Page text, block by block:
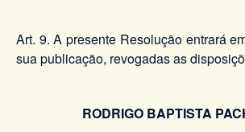
Art. 9. A presente Resolução entrará
sua publicação, revogadas as
RODRIGO BAPTISTA